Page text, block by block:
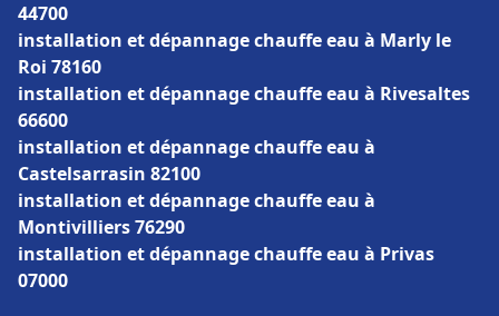
44700
installation et dépannage chauffe eau à Marly le
Roi 78160
installation et dépannage chauffe eau à Rivesaltes
66600
installation et dépannage chauffe eau à
Castelsarrasin 82100
installation et dépannage chauffe eau à
Montivilliers 76290
installation et dépannage chauffe eau à Privas
07000